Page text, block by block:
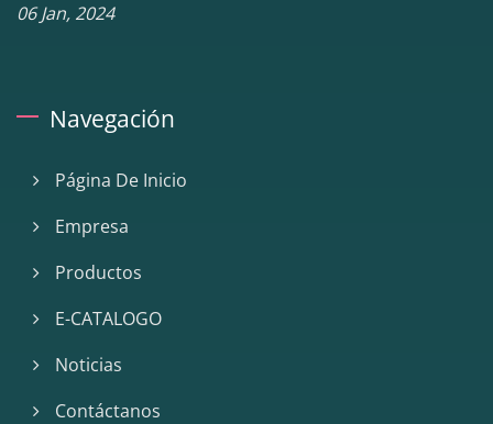
06 Jan, 2024
Navegación
Página De Inicio
Empresa
Productos
E-CATALOGO
Noticias
Contáctanos